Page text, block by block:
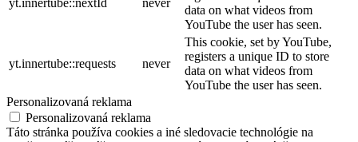
yt.innertube::nextId never
data on what videos from
YouTube the user has seen.
yt.innertube::requests never
This cookie, set by YouTube,
registers a unique ID to store
data on what videos from
YouTube the user has seen.
Personalizovaná reklama
Personalizovaná reklama
Táto stránka používa cookies a iné sledovacie technológie na